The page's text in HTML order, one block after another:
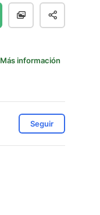
Más información
Seguir